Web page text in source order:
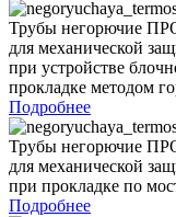
Трубы негорючие
для механической
при устройстве
прокладке методом
Подробнее
Трубы негорючие
для механической
при прокладке по
Подробнее